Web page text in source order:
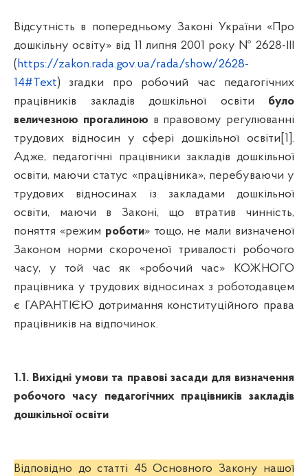
Відсутність в попередньому Законі України «Про
дошкільну освіту» від 11 липня 2001 року № 2628-III
(https://zakon.rada.gov.ua/rada/show/2628-
14#Text) згадки про робочий час педагогічних
працівників закладів дошкільної освіти було
величезною прогалиною в правовому регулюванні
трудових відносин у сфері дошкільної освіти [1] .
Адже, педагогічні працівники закладів дошкільної
освіти, маючи статус «працівника», перебуваючи у
трудових відносинах із закладами дошкільної
освіти, маючи в Законі, що втратив чинність,
поняття «режим роботи» тощо, не мали визначеної
Законом норми скороченої тривалості робочого
часу, у той час як «робочий час» КОЖНОГО
працівника у трудових відносинах з роботодавцем
є ГАРАНТІЄЮ дотримання конституційного права
працівників на відпочинок.
1.1. Вихідні умови та правові засади для визначення
робочого часу педагогічних працівників закладів
дошкільної освіти
Відповідно до статті 45 Основного Закону нашої